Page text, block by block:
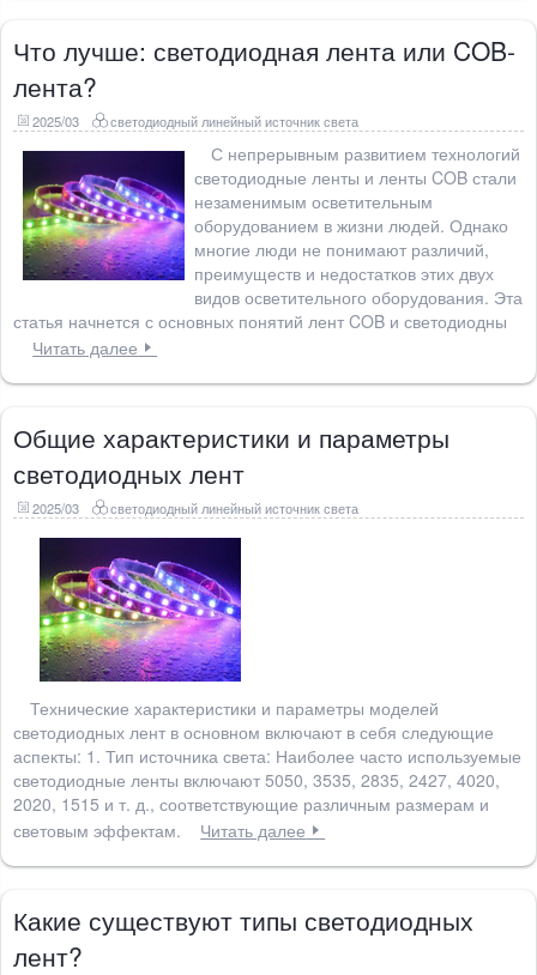
Что лучше: светодиодная лента или COB-
лента?
2025/03 светодиодный линейный источник света
С непрерывным развитием технологий
светодиодные ленты и ленты COB стали
незаменимым осветительным
оборудованием в жизни людей. Однако
многие люди не понимают различий,
преимуществ и недостатков этих двух
видов осветительного оборудования. Эта
статья начнется с основных понятий лент COB и светодиодны
Читать далее
Общие характеристики и параметры
светодиодных лент
2025/03 светодиодный линейный источник света
Технические характеристики и параметры моделей
светодиодных лент в основном включают в себя следующие
аспекты: 1. Тип источника света: Наиболее часто используемые
светодиодные ленты включают 5050, 3535, 2835, 2427, 4020,
2020, 1515 и т. д., соответствующие различным размерам и
световым эффектам.
Читать далее
Какие существуют типы светодиодных
лент?